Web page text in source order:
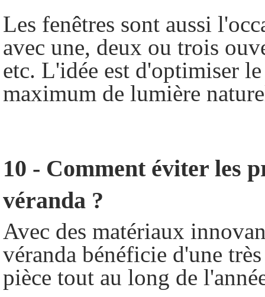
Les fenêtres sont aussi
avec une, deux ou trois
etc. L'idée est d'optimiser
maximum de lumière
10 - Comment éviter les
véranda ?
Avec des matériaux
véranda bénéficie d'une
pièce tout au long de